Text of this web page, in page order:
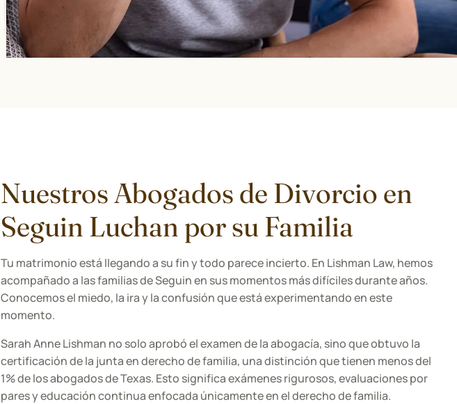
Nuestros Abogados de Divorcio en
Seguin Luchan por su Familia
Tu matrimonio está llegando a su fin y todo parece incierto. En Lishman Law, hemos
acompañado a las familias de Seguin en sus momentos más difíciles durante años.
Conocemos el miedo, la ira y la confusión que está experimentando en este
momento.
Sarah Anne Lishman no solo aprobó el examen de la abogacía, sino que obtuvo la
certificación de la junta en derecho de familia, una distinción que tienen menos del
1% de los abogados de Texas. Esto significa exámenes rigurosos, evaluaciones por
pares y educación continua enfocada únicamente en el derecho de familia.